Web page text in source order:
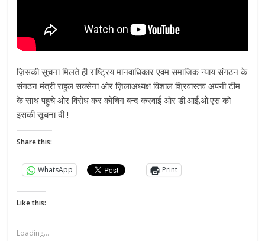
ज़िसकी सूचना मिलते ही राष्ट्रिय मानवाधिकार एवम समाजिक न्याय संगठन के
संगठन मंत्री राहुल सक्सेना ओर ज़िलाअध्यक्ष विशाल श्रिवास्तव अपनी टीम
के साथ पहूचे ओर विरोध कर कोचिग बन्द करवाई ओर डी.आई.ओ.एस को
इसकी सूचना दी !
Share this:
WhatsApp Print
Like this:
Loading...